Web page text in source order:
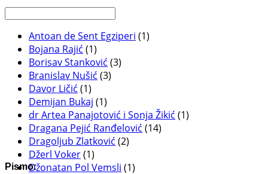
Antoan de Sent Egziperi (1)
Bojana Rajić (1)
Borisav Stanković (3)
Branislav Nušić (3)
Davor Ličić (1)
Demijan Bukaj (1)
dr Artea Panajotović i Sonja Žikić (1)
Dragana Pejić Ranđelović (14)
Dragoljub Zlatković (2)
Džerl Voker(1)
Džonatan Pol Vemsli (1)
Pismo: